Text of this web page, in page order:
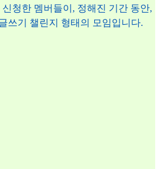
청한 멤버들이, 정해진 기간 동안,
쓰기 챌린지 형태의 모임입니다.